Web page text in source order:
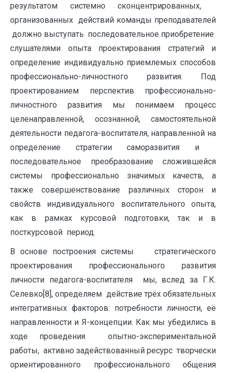
результатом системно сконцентрированных,
организованных действий команды преподавателей
должно выступать последовательное приобретение
слушателями опыта проектирования стратегий и
определение индивидуально приемлемых способов
профессионально-личностного развития. Под
проектированием перспектив профессионально-
личностного развития мы понимаем процесс
целенаправленной, осознанной, самостоятельной
деятельности педагога-воспитателя, направленной на
определение стратегии саморазвития и
последовательное преобразование сложившейся
системы профессионально значимых качеств, а
также совершенствование различных сторон и
свойств индивидуального воспитательного опыта,
как в рамках курсовой подготовки, так и в
посткурсовой период.
В основе построения системы стратегического
проектирования профессионального развития
личности педагога-воспитателя мы, вслед за Г.К.
Селевко[8], определяем действие трёх обязательных
интегративных факторов: потребности личности, её
направленности и Я-концепции. Как мы убедились в
ходе проведения опытно-экспериментальной
работы, активно задействованный ресурс творчески
ориентированного профессионального общения